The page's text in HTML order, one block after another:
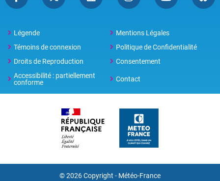
Légende
Mentions Légales
Témoins de connexion
Politique de Confidentialité
Droits de Reproduction
Consentement
Accessibilité : partiellement
conforme
Contact
© 2026 Copyright - Météo-France